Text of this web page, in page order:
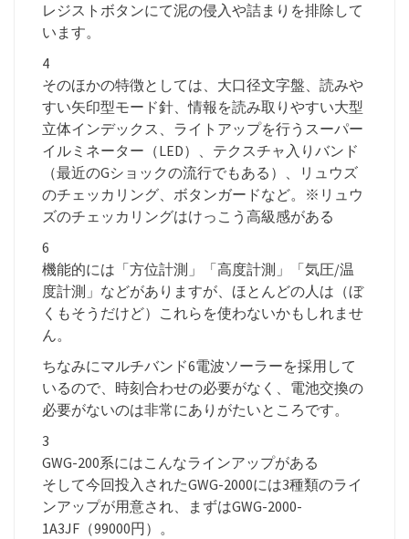
レジストボタンにて泥の侵入や詰まりを排除して
います。
4
そのほかの特徴としては、大口径文字盤、読みや
すい矢印型モード針、情報を読み取りやすい大型
立体インデックス、ライトアップを行うスーパー
イルミネーター（LED）、テクスチャ入りバンド
（最近のGショックの流行でもある）、リュウズ
のチェッカリング、ボタンガードなど。※リュウ
ズのチェッカリングはけっこう高級感がある
6
機能的には「方位計測」「高度計測」「気圧/温
度計測」などがありますが、ほとんどの人は（ぼ
くもそうだけど）これらを使わないかもしれませ
ん。
ちなみにマルチバンド6電波ソーラーを採用して
いるので、時刻合わせの必要がなく、電池交換の
必要がないのは非常にありがたいところです。
3
GWG-200系にはこんなラインアップがある
そして今回投入されたGWG-2000には3種類のライ
ンアップが用意され、まずはGWG-2000-
1A3JF（99000円）。